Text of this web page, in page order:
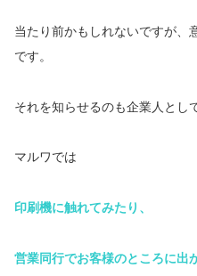
当たり前かもしれないですが、
です。
それを知らせるのも企業人とし
マルワでは
印刷機に触れてみたり、
営業同行でお客様のところに出